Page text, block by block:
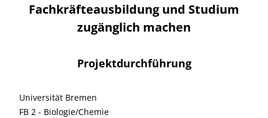
Fachkräfteausbildung und Studium
zugänglich machen
Projektdurchführung
Universität Bremen
FB 2 - Biologie/Chemie